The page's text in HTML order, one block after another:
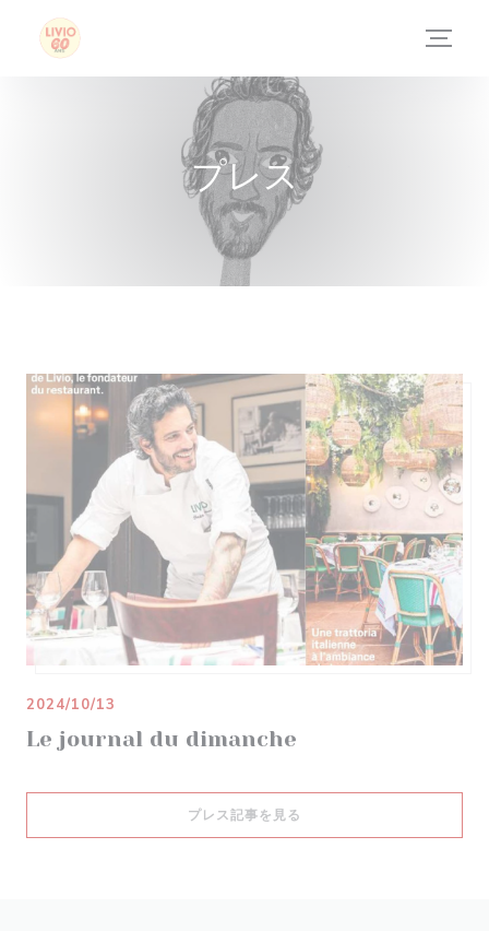
クッキー利用の管理について
プレス
Le journal du dimanche
2024/10/13
プレス記事を見る